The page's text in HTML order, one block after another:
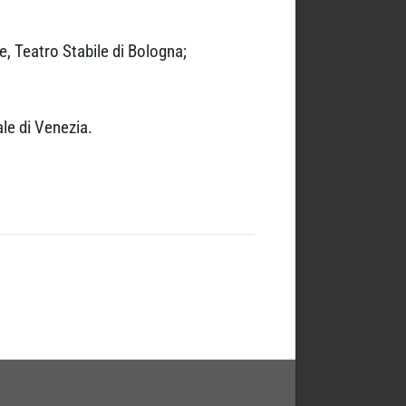
Teatro Stabile di Bologna;
di Venezia.